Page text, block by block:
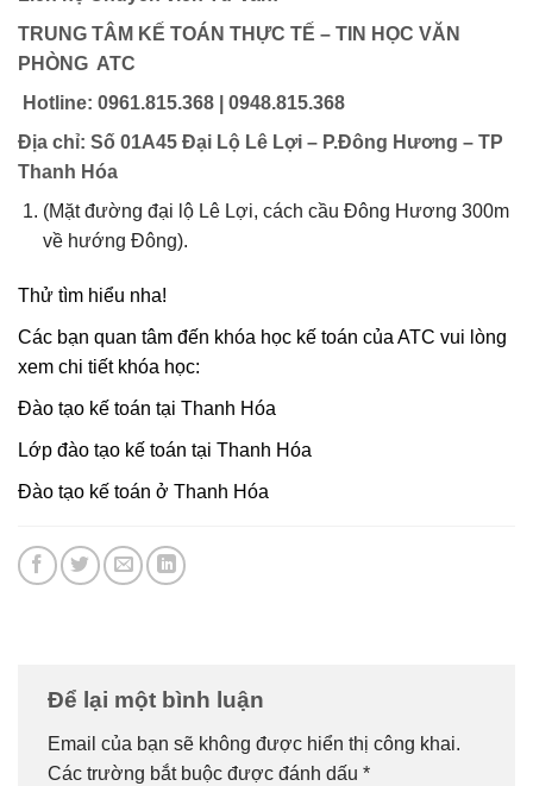
TRUNG TÂM KẾ TOÁN THỰC TẾ – TIN HỌC VĂN
PHÒNG ATC
Hotline: 0961.815.368 | 0948.815.368
Địa chỉ: Số 01A45 Đại Lộ Lê Lợi – P.Đông Hương – TP
Thanh Hóa
(Mặt đường đại lộ Lê Lợi, cách cầu Đông Hương 300m
về hướng Đông).
Thử tìm hiểu nha!
Các bạn quan tâm đến khóa học kế toán của ATC vui lòng
xem chi tiết khóa học:
Đào tạo kế toán tại Thanh Hóa
Lớp đào tạo kế toán tại Thanh Hóa
Đào tạo kế toán ở Thanh Hóa
Để lại một bình luận
Email của bạn sẽ không được hiển thị công khai.
Các trường bắt buộc được đánh dấu *